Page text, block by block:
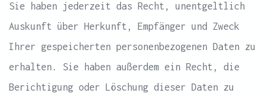
Sie haben jederzeit das Recht, unentgeltlich
Auskunft über Herkunft, Empfänger und Zweck
Ihrer gespeicherten personenbezogenen Daten zu
erhalten. Sie haben außerdem ein Recht, die
Berichtigung oder Löschung dieser Daten zu